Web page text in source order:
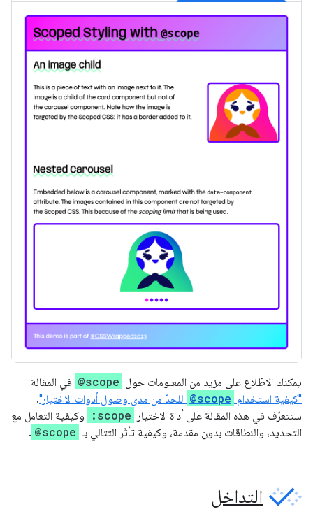
يمكنك الاطّلاع على مزيد من المعلومات حول @scope في المقالة
"كيفية استخدام @scope للحدّ من مدى وصول أدوات الاختيار".
ستتعرّف في هذه المقالة على أداة الاختيار :scope
وكيفية التعامل مع
التحديد، والنطاقات بدون مقدمة، وكيفية تأثّر التتالي بـ @scope
.
التداخل